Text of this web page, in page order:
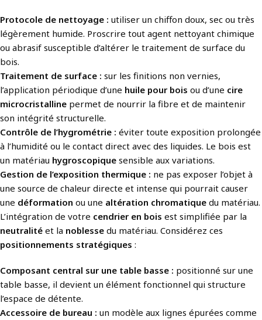
Protocole de nettoyage : utiliser un chiffon doux, sec ou très
légèrement humide. Proscrire tout agent nettoyant chimique
ou abrasif susceptible d’altérer le traitement de surface du
bois.
Traitement de surface : sur les finitions non vernies,
l’application périodique d’une huile pour bois ou d’une cire
microcristalline permet de nourrir la fibre et de maintenir
son intégrité structurelle.
Contrôle de l’hygrométrie : éviter toute exposition prolongée
à l’humidité ou le contact direct avec des liquides. Le bois est
un matériau hygroscopique sensible aux variations.
Gestion de l’exposition thermique : ne pas exposer l’objet à
une source de chaleur directe et intense qui pourrait causer
une déformation ou une altération chromatique du matériau.
L’intégration de votre cendrier en bois est simplifiée par la
neutralité et la noblesse du matériau. Considérez ces
positionnements stratégiques :
Composant central sur une table basse : positionné sur une
table basse, il devient un élément fonctionnel qui structure
l’espace de détente.
Accessoire de bureau : un modèle aux lignes épurées comme